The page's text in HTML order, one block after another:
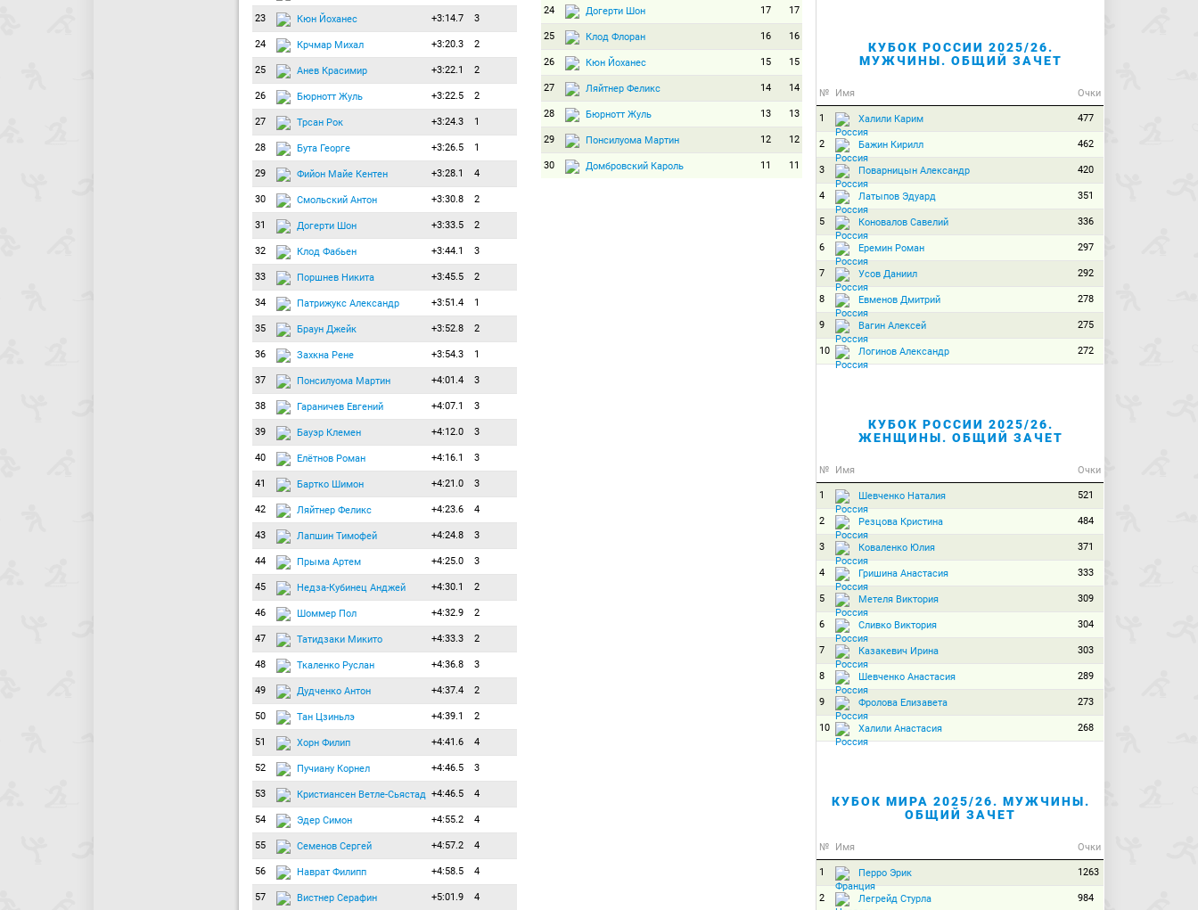
23 Кюн Йоханес +3:14.7 3
24 Крчмар Михал +3:20.3 2
25 Анев Красимир +3:22.1 2
26 Бюрнотт Жуль +3:22.5 2
27 Трсан Рок +3:24.3 1
28 Бута Георге +3:26.5 1
29 Фийон Майе Кентен +3:28.1 4
30 Смольский Антон +3:30.8 2
31 Догерти Шон +3:33.5 2
32 Клод Фабьен +3:44.1 3
33 Поршнев Никита +3:45.5 2
34 Патрижукс Александр +3:51.4 1
35 Браун Джейк +3:52.8 2
36 Захкна Рене +3:54.3 1
37 Понсилуома Мартин +4:01.4 3
38 Гараничев Евгений +4:07.1 3
39 Бауэр Клемен +4:12.0 3
40 Елётнов Роман +4:16.1 3
41 Бартко Шимон +4:21.0 3
42 Ляйтнер Феликс +4:23.6 4
43 Лапшин Тимофей +4:24.8 3
44 Прыма Артем +4:25.0 3
45 Недза-Кубинец Анджей +4:30.1 2
46 Шоммер Пол +4:32.9 2
47 Татидзаки Микито +4:33.3 2
48 Ткаленко Руслан +4:36.8 3
49 Дудченко Антон +4:37.4 2
50 Тан Цзиньлэ +4:39.1 2
51 Хорн Филип +4:41.6 4
52 Пучиану Корнел +4:46.5 3
53 Кристиансен Ветле-Сьястад +4:46.5 4
54 Эдер Симон +4:55.2 4
55 Семенов Сергей +4:57.2 4
56 Наврат Филипп +4:58.5 4
57 Вистнер Серафин +5:01.9 4
24 Догерти Шон 17 17
25 Клод Флоран 16 16
26 Кюн Йоханес 15 15
27 Ляйтнер Феликс 14 14
28 Бюрнотт Жуль 13 13
29 Понсилуома Мартин 12 12
30 Домбровский Кароль 11 11
КУБОК РОССИИ 2025/26.
МУЖЧИНЫ. ОБЩИЙ ЗАЧЕТ
№ Имя Очки
1 Халили Карим 477
2 Бажин Кирилл 462
3 Поварницын Александр 420
4 Латыпов Эдуард 351
5 Коновалов Савелий 336
6 Еремин Роман 297
7 Усов Даниил 292
8 Евменов Дмитрий 278
9 Вагин Алексей 275
10 Логинов Александр 272
КУБОК РОССИИ 2025/26.
ЖЕНЩИНЫ. ОБЩИЙ ЗАЧЕТ
№ Имя Очки
1 Шевченко Наталия 521
2 Резцова Кристина 484
3 Коваленко Юлия 371
4 Гришина Анастасия 333
5 Метеля Виктория 309
6 Сливко Виктория 304
7 Казакевич Ирина 303
8 Шевченко Анастасия 289
9 Фролова Елизавета 273
10 Халили Анастасия 268
КУБОК МИРА 2025/26. МУЖЧИНЫ.
ОБЩИЙ ЗАЧЕТ
№ Имя Очки
1 Перро Эрик 1263
2 Легрейд Стурла 984